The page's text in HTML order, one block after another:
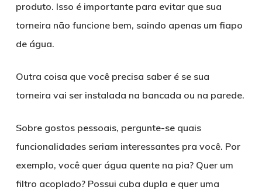
produto. Isso é importante para evitar que sua
torneira não funcione bem, saindo apenas um fiapo
de água.
Outra coisa que você precisa saber é se sua
torneira vai ser instalada na bancada ou na parede.
Sobre gostos pessoais, pergunte-se quais
funcionalidades seriam interessantes pra você. Por
exemplo, você quer água quente na pia? Quer um
filtro acoplado? Possui cuba dupla e quer uma